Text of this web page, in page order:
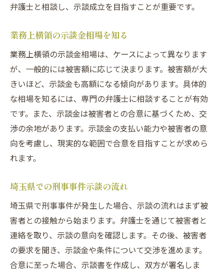
弁護士と相談し、示談成立を目指すことが重要です。
業務上横領の示談金相場を知る
業務上横領の示談金相場は、ケースによって異なります
が、一般的には被害額に応じて決まります。被害額が大
きいほど、示談金も高額になる傾向があります。具体的
な相場を知るには、専門の弁護士に相談することが有効
です。また、示談金は被害者との合意に基づくため、交
渉の余地があります。示談金の支払い能力や被害者の意
向を考慮し、現実的な範囲で合意を目指すことが求めら
れます。
埼玉県での刑事事件示談の流れ
埼玉県で刑事事件が発生した場合、示談の流れはまず被
害者との接触から始まります。弁護士を通じて被害者と
連絡を取り、示談の意向を確認します。その後、被害者
の要求を聞き、示談金や条件について交渉を進めます。
合意に至った場合、示談書を作成し、双方が署名しま